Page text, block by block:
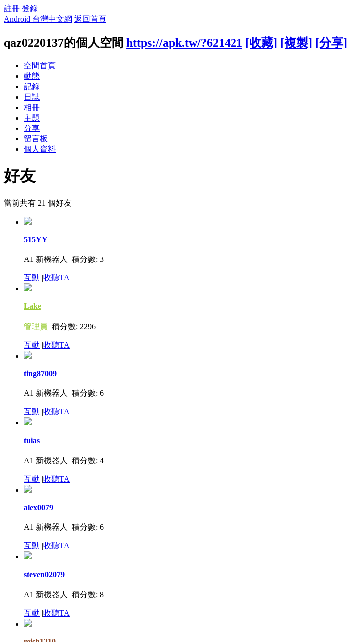
註冊 登錄
Android 台灣中文網 返回首頁
qaz0220137的個人空間 https://apk.tw/?621421 [收藏] [複製] [分享]
空間首頁
動態
記錄
日誌
相冊
主題
分享
留言板
個人資料
好友
當前共有 21 個好友
515YY
A1 新機器人 積分數: 3
互動 |收聽TA
Lake
管理員 積分數: 2296
互動 |收聽TA
ting87009
A1 新機器人 積分數: 6
互動 |收聽TA
tuias
A1 新機器人 積分數: 4
互動 |收聽TA
alex0079
A1 新機器人 積分數: 6
互動 |收聽TA
steven02079
A1 新機器人 積分數: 8
互動 |收聽TA